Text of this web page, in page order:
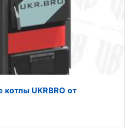
UKRBRO от